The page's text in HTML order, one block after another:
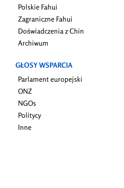
Polskie Fahui
Zagraniczne Fahui
Doświadczenia z Chin
Archiwum
GŁOSY WSPARCIA
Parlament europejski
ONZ
NGOs
Politycy
Inne